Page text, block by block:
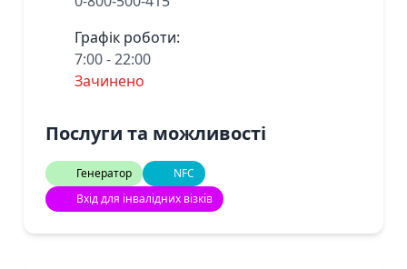
Графік роботи:
7:00 - 22:00
Зачинено
Послуги та можливості
Генератор
NFC
Вхід для інвалідних візків